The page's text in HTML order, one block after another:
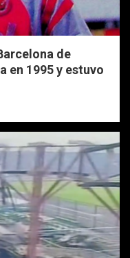
de
en 1995 y estuvo